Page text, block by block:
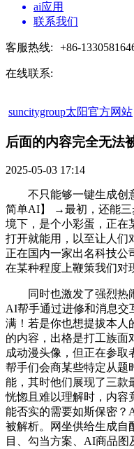
ai应用
联系我们
客服热线: +86-
在线联系:
suncitygroup太阳官方网站
后面的内容完全无法
2025-05-03 17:14
不只能够一键生成创
简单AI】 →最初，还能三
境下，是个小彩蛋，正在
打开就能用，以至让人们
正在国内一家出名科技公
在某种程度上鞭策我们对
同时也激发了强烈热闹
AI帮手通过进修和消息交
满！若是你也想提拔本人
的内容，出格是打工族面
成动漫头像，但正在参取
帮手们会商某些特定从
能，其时他们展现了三款
恍惚且难以理解时，内容
能否实的需要如斯保密？
被解析。网坐供给生成自
目、勾当方案、AI商品